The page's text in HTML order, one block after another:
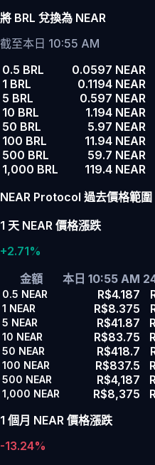
將 BRL 兌換為 NEAR
截至本日 10:55 AM
0.5 BRL
0.0597 NEAR
1 BRL
0.1194 NEAR
5 BRL
0.597 NEAR
10 BRL
1.194 NEAR
50 BRL
5.97 NEAR
100 BRL
11.94 NEAR
500 BRL
59.7 NEAR
1,000 BRL
119.4 NEAR
NEAR Protocol 過去價格範圍
1 天 NEAR 價格漲跌
+2.71%
金額
本日 10:55 AM
0.5 NEAR R$4.187
1 NEAR R$8.375
5 NEAR R$41.87
10 NEAR R$83.75
50 NEAR R$418.7
100 NEAR R$837.5
500 NEAR R$4,187
1,000 NEAR R$8,375
1 個月 NEAR 價格漲跌
-13.24%